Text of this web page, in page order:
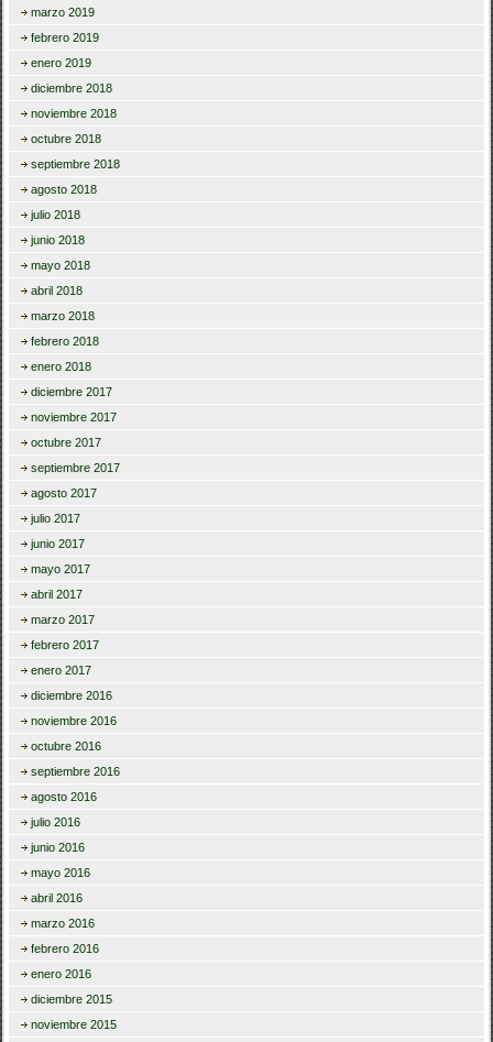
marzo 2019
febrero 2019
enero 2019
diciembre 2018
noviembre 2018
octubre 2018
septiembre 2018
agosto 2018
julio 2018
junio 2018
mayo 2018
abril 2018
marzo 2018
febrero 2018
enero 2018
diciembre 2017
noviembre 2017
octubre 2017
septiembre 2017
agosto 2017
julio 2017
junio 2017
mayo 2017
abril 2017
marzo 2017
febrero 2017
enero 2017
diciembre 2016
noviembre 2016
octubre 2016
septiembre 2016
agosto 2016
julio 2016
junio 2016
mayo 2016
abril 2016
marzo 2016
febrero 2016
enero 2016
diciembre 2015
noviembre 2015